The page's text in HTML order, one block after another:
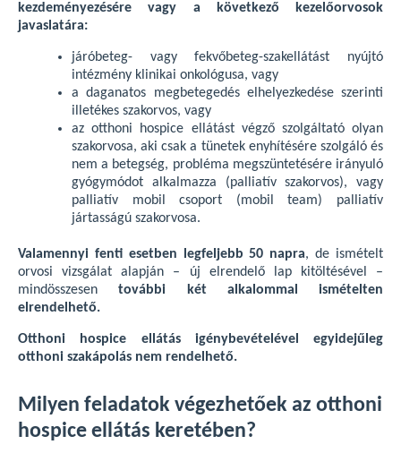
kezdeményezésére vagy a következő kezelőorvosok
javaslatára:
járóbeteg- vagy fekvőbeteg-szakellátást nyújtó
intézmény klinikai onkológusa, vagy
a daganatos megbetegedés elhelyezkedése szerinti
illetékes szakorvos, vagy
az otthoni hospice ellátást végző szolgáltató olyan
szakorvosa, aki csak a tünetek enyhítésére szolgáló és
nem a betegség, probléma megszüntetésére irányuló
gyógymódot alkalmazza (palliatív szakorvos), vagy
palliatív mobil csoport (mobil team) palliatív
jártasságú szakorvosa.
Valamennyi fenti esetben legfeljebb 50 napra, de ismételt
orvosi vizsgálat alapján – új elrendelő lap kitöltésével –
mindösszesentovábbi két alkalommal ismételten
elrendelhető.
Otthoni hospice ellátás igénybevételével egyidejűleg
otthoni szakápolás nem rendelhető.
Milyen feladatok végezhetőek az otthoni
hospice ellátás keretében?